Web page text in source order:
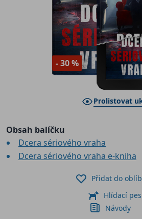
- 30 %
Prolistovat
Obsah balíčku
Dcera sériového vraha
Dcera sériového vraha e-kniha
Přidat do
Hlídací pes
Návody